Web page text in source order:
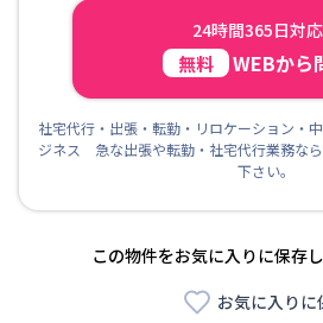
24時間365日対
無料 WEBから
社宅代行・出張・転勤・リロケーション・
ジネス 急な出張や転勤・社宅代行業務な
下さい。
この物件をお気に入りに保存
お気に入りに